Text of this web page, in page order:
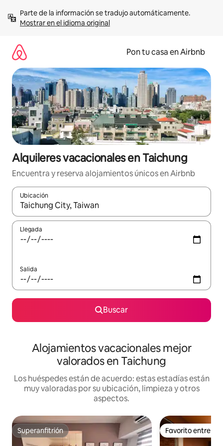
contenidoMostrar en el idioma original
Pon tu casa en Airbnb
Alquileres vacacionales en Taichung
Encuentra y reserva alojamientos únicos en Airbnb
Ubicación
Cuando los resultados estén disponibles, navega con las
Llegada
Salida
Buscar
Alojamientos vacacionales mejor
valorados en Taichung
Los huéspedes están de acuerdo: estas estadías están
muy valoradas por su ubicación, limpieza y otros
aspectos.
Superanfitrión
Superanfitrión Favorito entre
Favorito entre